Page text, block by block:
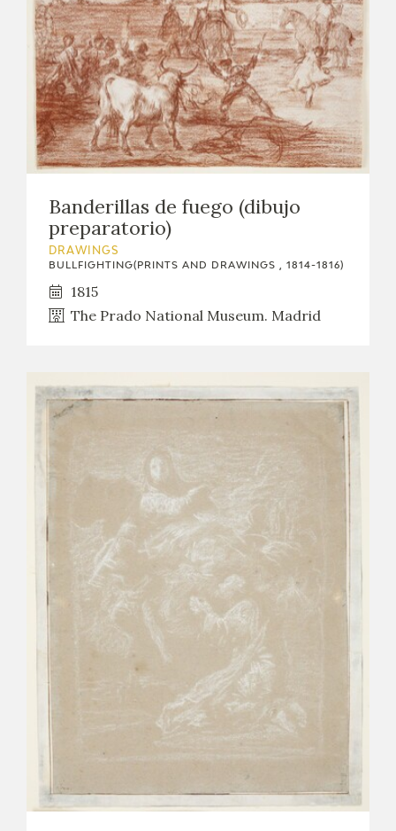
Banderillas de fuego (dibujo
preparatorio)
DRAWINGS
BULLFIGHTING(PRINTS AND DRAWINGS , 1814-1816)
1815
The Prado National Museum. Madrid